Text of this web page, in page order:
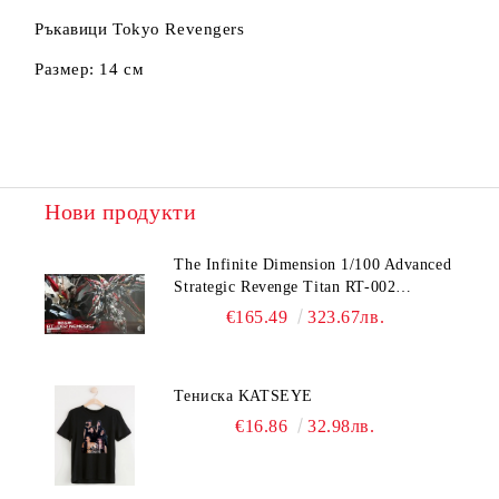
Ръкавици Tokyo Revengers
Размер: 14 см
Нови продукти
The Infinite Dimension 1/100 Advanced
Strategic Revenge Titan RT-002
Nemesis€165.49 323.67лв.
Тениска KATSEYE
€16.86 32.98лв.